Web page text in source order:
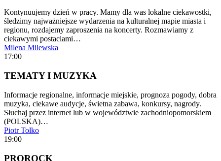
Kontynuujemy dzień w pracy. Mamy dla was lokalne ciekawostki,
śledzimy najważniejsze wydarzenia na kulturalnej mapie miasta i
regionu, rozdajemy zaproszenia na koncerty. Rozmawiamy z
ciekawymi postaciami…
Milena Milewska
17:00
TEMATY I MUZYKA
Informacje regionalne, informacje miejskie, prognoza pogody, dobra
muzyka, ciekawe audycje, świetna zabawa, konkursy, nagrody.
Słuchaj przez internet lub w województwie zachodniopomorskiem
(POLSKA)…
Piotr Tolko
19:00
PROROCK